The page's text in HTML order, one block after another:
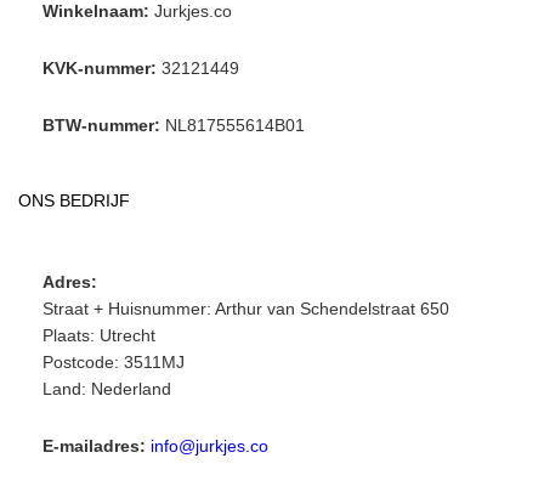
Winkelnaam: Jurkjes.co
KVK-nummer: 32121449
BTW-nummer: NL817555614B01
ONS BEDRIJF
Adres:
Straat + Huisnummer: Arthur van Schendelstraat 650
Plaats: Utrecht
Postcode: 3511MJ
Land: Nederland
E-mailadres: info@jurkjes.co